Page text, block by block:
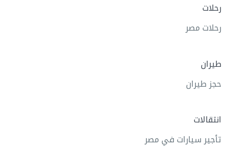
رحلات
رحلات مصر
طيران
حجز طيران
انتقالات
تأجير سيارات في مصر